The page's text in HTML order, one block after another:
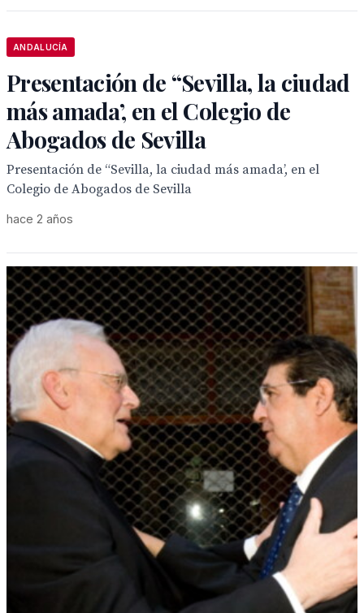
ANDALUCÍA
Presentación de “Sevilla, la ciudad
más amada’, en el Colegio de
Abogados de Sevilla
Presentación de “Sevilla, la ciudad más amada’, en el
Colegio de Abogados de Sevilla
hace 2 años